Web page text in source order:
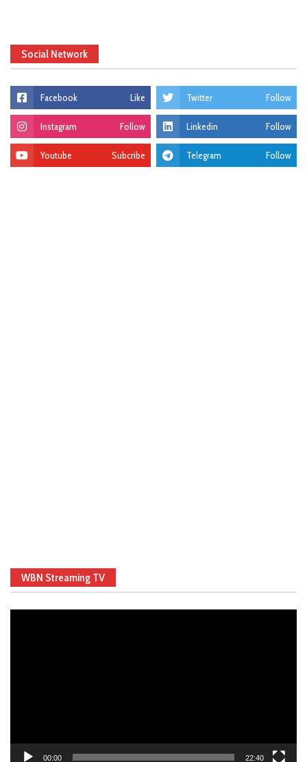
Social Network
Facebook Like Twitter Follow
Instagram Follow Linkedin Follow
Youtube Subcribe Telegram Follow
WBN Streaming TV
00:00 22:40